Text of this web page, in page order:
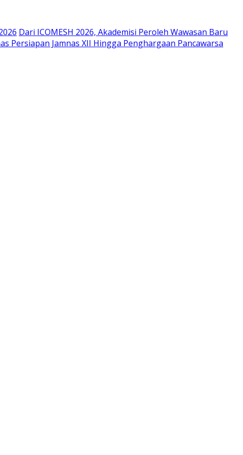
Dari ICOMESH 2026, Akademisi Peroleh Wawasan Baru
Persiapan Jamnas XII Hingga Penghargaan Pancawarsa